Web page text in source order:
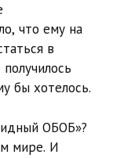
что ему на
в
бы хотелось.
ОБОБ»?
мире. И